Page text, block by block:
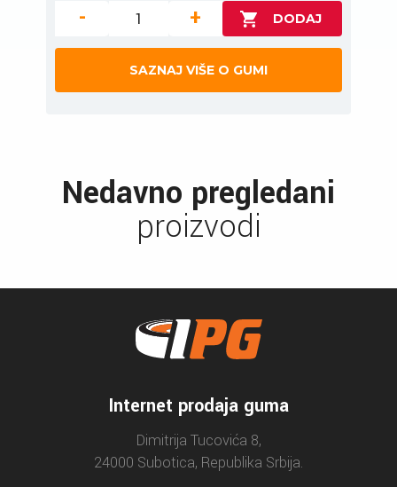
- +
SAZNAJ VIŠE O GUMI
Nedavno pregledani
proizvodi
Internet prodaja guma
Dimitrija Tucovića 8,
24000 Subotica, Republika Srbija.